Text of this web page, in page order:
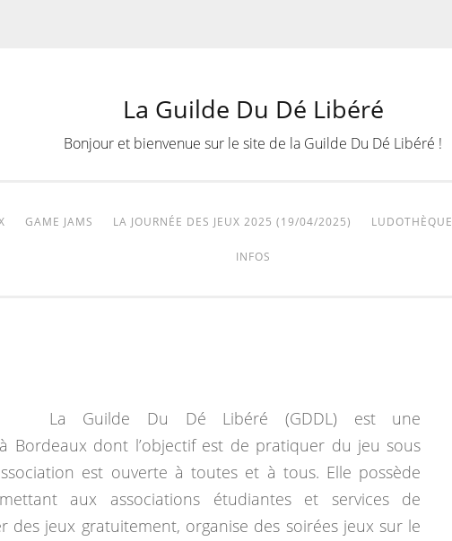
La Guilde Du Dé Libéré
Bonjour et bienvenue sur le site de la Guilde Du Dé Libéré !
GAME JAMS LA JOURNÉE DES JEUX 2025 (19/04/2025) LUDOTHÈQUE
INFOS
La Guilde Du Dé Libéré (GDDL) est une
Bordeaux dont l’objectif est de pratiquer du jeu sous
est ouverte à toutes et à tous. Elle possède
aux associations étudiantes et services de
des jeux gratuitement, organise des soirées jeux sur le